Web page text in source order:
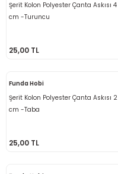
Şerit Kolon Polyester Çanta Askısı 4
cm -Turuncu
25,00 TL
Funda Hobi
Şerit Kolon Polyester Çanta Askısı 2
cm -Taba
25,00 TL